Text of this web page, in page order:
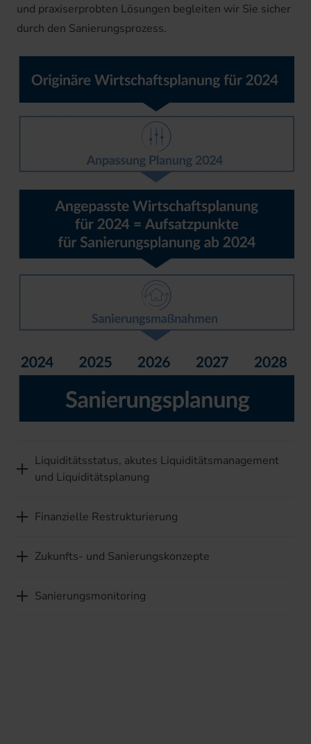
und praxiserprobten Lösungen begleiten wir Sie sicher
durch den Sanierungsprozess.
Liquiditätsstatus, akutes Liquiditätsmanagement
und Liquiditätsplanung
Finanzielle Restrukturierung
Zukunfts- und Sanierungskonzepte
Sanierungsmonitoring